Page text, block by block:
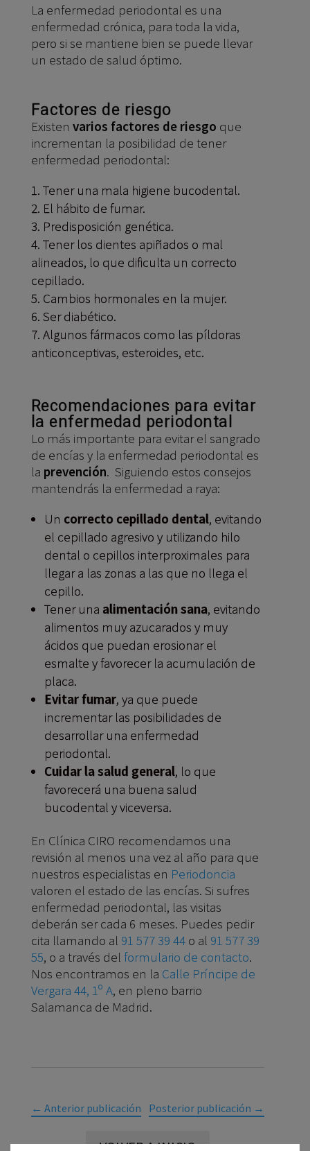
La enfermedad periodontal es una
enfermedad crónica, para toda la vida,
pero si se mantiene bien se puede llevar
un estado de salud óptimo.
Factores de riesgo
Existen varios factores de riesgo que
incrementan la posibilidad de tener
enfermedad periodontal:
Tener una mala higiene bucodental.
El hábito de fumar.
Predisposición genética.
Tener los dientes apiñados o mal
alineados, lo que dificulta un correcto
cepillado.
Cambios hormonales en la mujer.
Ser diabético.
Algunos fármacos como las píldoras
anticonceptivas, esteroides, etc.
Recomendaciones para evitar
la enfermedad periodontal
Lo más importante para evitar el sangrado
de encías y la enfermedad periodontal es
la prevención. Siguiendo estos consejos
mantendrás la enfermedad a raya:
Un correcto cepillado dental, evitando
el cepillado agresivo y utilizando hilo
dental o cepillos interproximales para
llegar a las zonas a las que no llega el
cepillo.
Tener una alimentación sana, evitando
alimentos muy azucarados y muy
ácidos que puedan erosionar el
esmalte y favorecer la acumulación de
placa.
Evitar fumar, ya que puede
incrementar las posibilidades de
desarrollar una enfermedad
periodontal.
Cuidar la salud general, lo que
favorecerá una buena salud
bucodental y viceversa.
En Clínica CIRO recomendamos una
revisión al menos una vez al año para que
nuestros especialistas en Periodoncia
valoren el estado de las encías. Si sufres
enfermedad periodontal, las visitas
deberán ser cada 6 meses. Puedes pedir
cita llamando al 91 577 39 44o al 91 577 39
55, o a través del formulario de contacto.
Nos encontramos en la Calle Príncipe de
Vergara 44, 1º A, en pleno barrio
Salamanca de Madrid.
← Anterior publicación Posterior publicación →
VOLVER A INICIO